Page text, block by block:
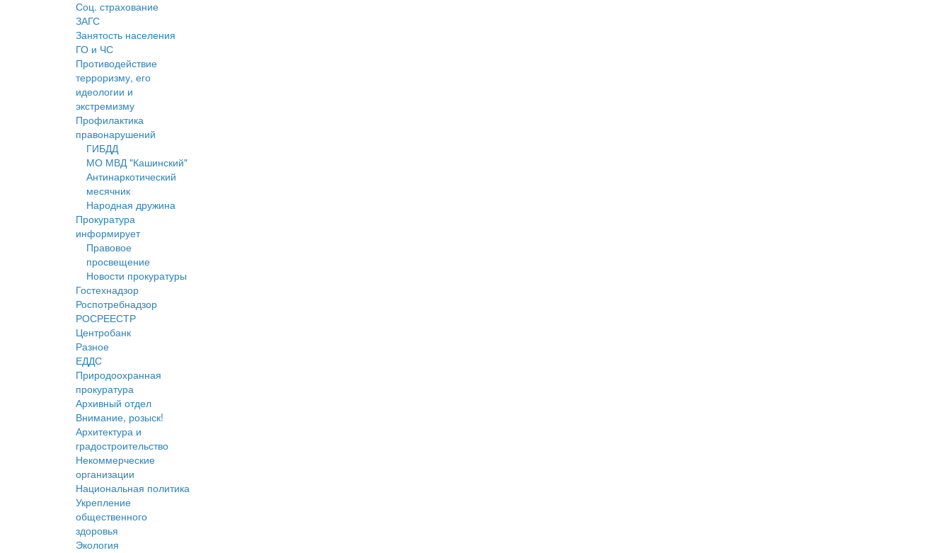
Соц. страхование
ЗАГС
Занятость населения
ГО и ЧС
Противодействие
терроризму, его
идеологии и
экстремизму
Профилактика
правонарушений
ГИБДД
МО МВД "Кашинский"
Антинаркотический
месячник
Народная дружина
Прокуратура
информирует
Правовое
просвещение
Новости прокуратуры
Гостехнадзор
Роспотребнадзор
РОСРЕЕСТР
Центробанк
Разное
ЕДДС
Природоохранная
прокуратура
Архивный отдел
Внимание, розыск!
Архитектура и
градостроительство
Некоммерческие
организации
Национальная политика
Укрепление
общественного
здоровья
Экология